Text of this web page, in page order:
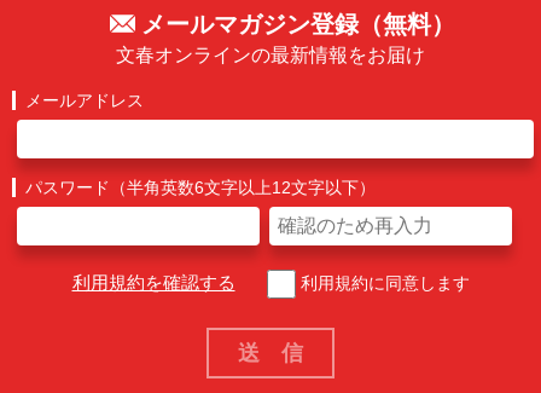
メールマガジン登録（無料）
文春オンラインの最新情報をお届け
メールアドレス
パスワード（半角英数6文字以上12文字以下）
利用規約を確認する 利用規約に同意します